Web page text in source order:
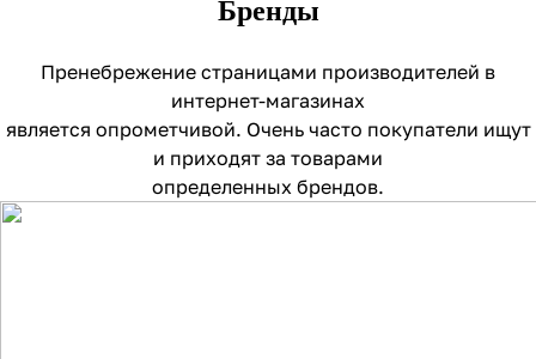
Бренды
Пренебрежение страницами производителей в
интернет-магазинах
является опрометчивой. Очень часто покупатели ищут
и приходят за товарами
определенных брендов.